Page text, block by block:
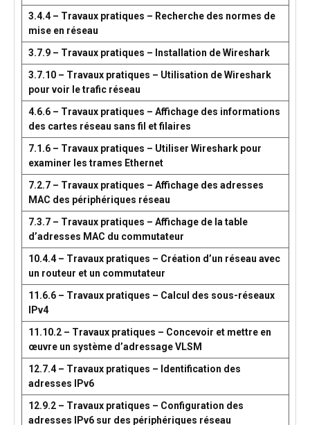
3.4.4 – Travaux pratiques – Recherche des normes de
mise en réseau
3.7.9 – Travaux pratiques – Installation de Wireshark
3.7.10 – Travaux pratiques – Utilisation de Wireshark
pour voir le trafic réseau
4.6.6 – Travaux pratiques – Affichage des informations
des cartes réseau sans fil et filaires
7.1.6 – Travaux pratiques – Utiliser Wireshark pour
examiner les trames Ethernet
7.2.7 – Travaux pratiques – Affichage des adresses
MAC des périphériques réseau
7.3.7 – Travaux pratiques – Affichage de la table
d’adresses MAC du commutateur
10.4.4 – Travaux pratiques – Création d’un réseau avec
un routeur et un commutateur
11.6.6 – Travaux pratiques – Calcul des sous-réseaux
IPv4
11.10.2 – Travaux pratiques – Concevoir et mettre en
œuvre un système d’adressage VLSM
12.7.4 – Travaux pratiques – Identification des
adresses IPv6
12.9.2 – Travaux pratiques – Configuration des
adresses IPv6 sur des périphériques réseau